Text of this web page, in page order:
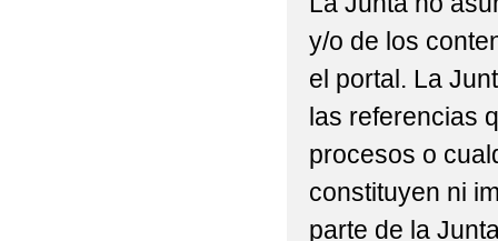
y/o de los
el portal. La
las referencias
procesos o
constituyen ni
parte de la